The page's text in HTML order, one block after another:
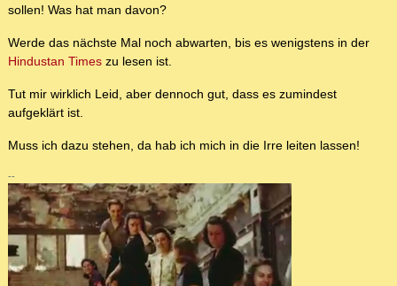
sollen! Was hat man davon?
Werde das nächste Mal noch abwarten, bis es wenigstens in der
Hindustan Times zu lesen ist.
Tut mir wirklich Leid, aber dennoch gut, dass es zumindest
aufgeklärt ist.
Muss ich dazu stehen, da hab ich mich in die Irre leiten lassen!
--